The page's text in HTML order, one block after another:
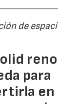
de
para
en